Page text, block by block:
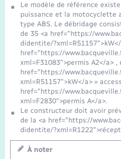
Voirie et espace public
Le modèle de référence
puissance et la motocyclette
type ABS. Le débridage
de 35 <a href="https://
didentite/
href="https://
xml=F31083">permis A2</a> ,
href="https://
xml=R51157">kW</a> »
href="https://
xml=F2830">permis A</a>.
Le constructeur doit avoir
de la <a href="https://
didentite/
À noter